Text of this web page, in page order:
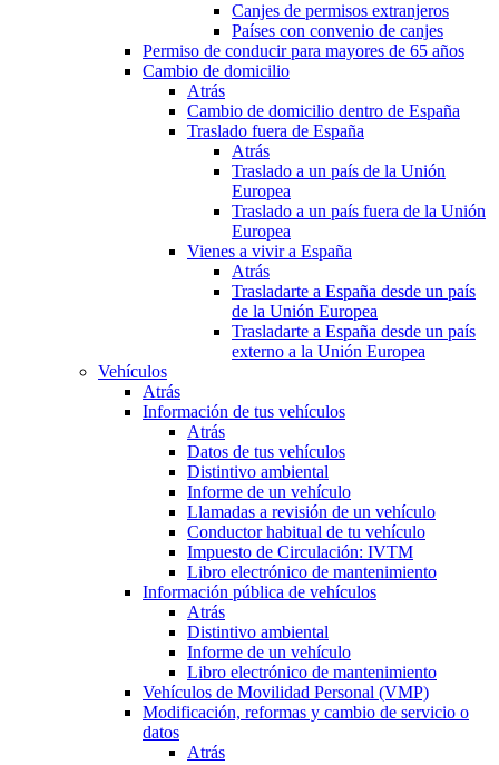
Canjes de permisos extranjeros
Países con convenio de canjes
Permiso de conducir para mayores de 65 años
Cambio de domicilio
Atrás
Cambio de domicilio dentro de España
Traslado fuera de España
Atrás
Traslado a un país de la Unión
Europea
Traslado a un país fuera de la Unión
Europea
Vienes a vivir a España
Atrás
Trasladarte a España desde un país
de la Unión Europea
Trasladarte a España desde un país
externo a la Unión Europea
Vehículos
Atrás
Información de tus vehículos
Atrás
Datos de tus vehículos
Distintivo ambiental
Informe de un vehículo
Llamadas a revisión de un vehículo
Conductor habitual de tu vehículo
Impuesto de Circulación: IVTM
Libro electrónico de mantenimiento
Información pública de vehículos
Atrás
Distintivo ambiental
Informe de un vehículo
Libro electrónico de mantenimiento
Vehículos de Movilidad Personal (VMP)
Modificación, reformas y cambio de servicio o
datos
Atrás